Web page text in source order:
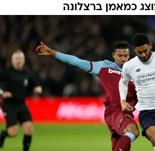
כמאמן ברצלונה